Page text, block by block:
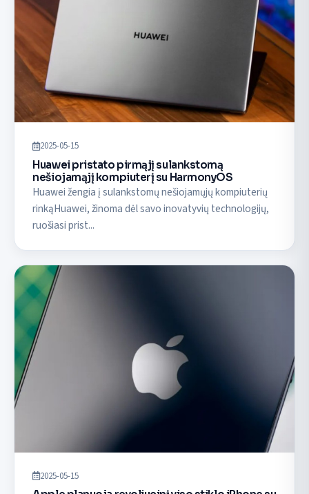
2025-05-15
Huawei pristato pirmąjį sulankstomą
nešiojamąjį kompiuterį su HarmonyOS
Huawei žengia į sulankstomų nešiojamųjų kompiuterių
rinkąHuawei, žinoma dėl savo inovatyvių technologijų,
ruošiasi prist...
2025-05-15